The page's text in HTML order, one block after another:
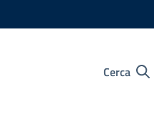
Cerca